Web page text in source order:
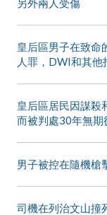
另外兩人受傷
皇后區男子在致命
人罪，DWI和其他
皇后區居民因謀殺
而被判處30年無期
男子被控在隨機槍
司機在列治文山撞